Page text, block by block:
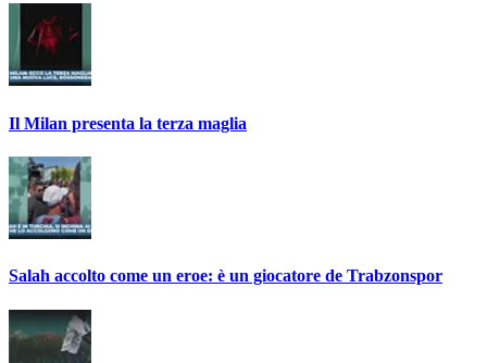
Il Milan presenta la terza maglia
Salah accolto come un eroe: è un giocatore de Trabzonspor